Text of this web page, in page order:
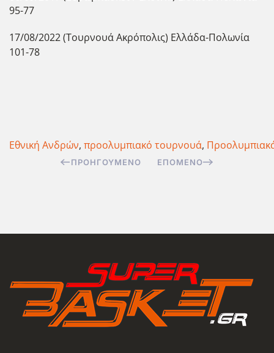
95-77
17/08/2022 (Τουρνουά Ακρόπολις) Ελλάδα-Πολωνία
101-78
Εθνική Ανδρών, προολυμπιακό τουρνουά,
ΠΡΟΗΓΟΎΜΕΝΟ ΕΠΌΜΕΝΟ